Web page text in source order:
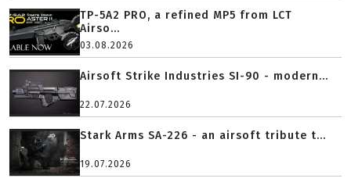
TP-5A2 PRO, a refined MP5 from LCT
Airso...
03.08.2026
Airsoft Strike Industries SI-90 - modern...
22.07.2026
Stark Arms SA-226 - an airsoft tribute t...
19.07.2026